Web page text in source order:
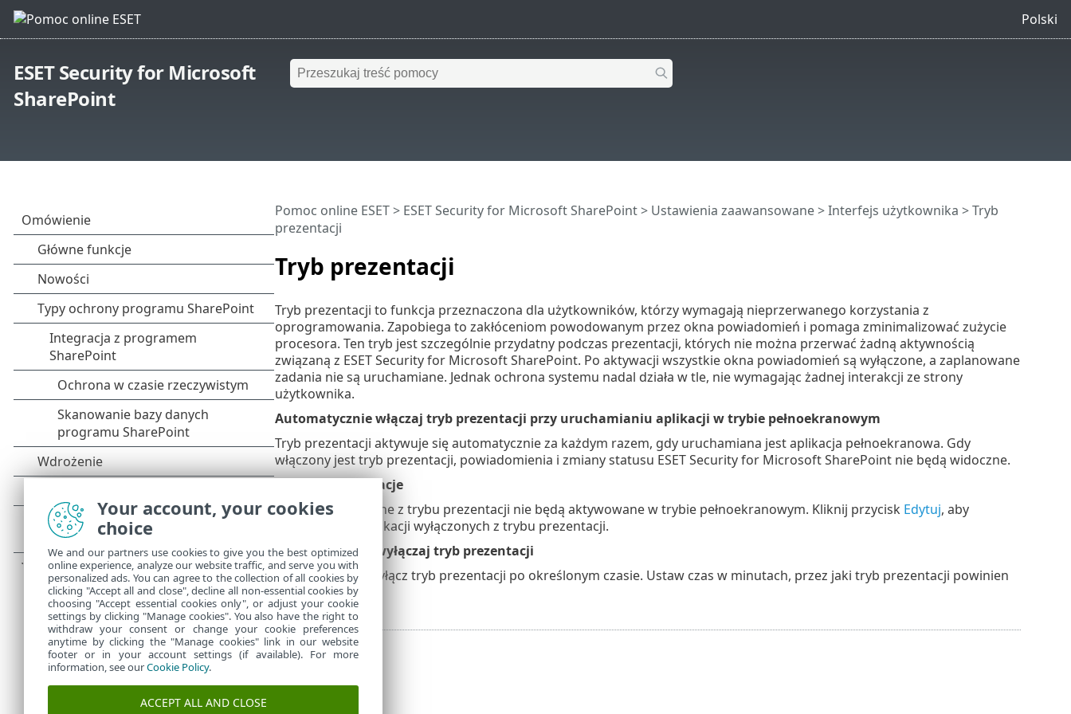
Polski
ESET Security for Microsoft
SharePoint
Tryb prezentacji
Pomoc online ESET> ESET Security for Microsoft SharePoint> Ustawienia zaawansowane>Interfejs użytkownika > Tryb
prezentacji
Tryb prezentacji to funkcja przeznaczona dla użytkowników, którzy wymagają nieprzerwanego korzystania z
oprogramowania. Zapobiega to zakłóceniom powodowanym przez okna powiadomień i pomaga zminimalizować zużycie
procesora. Ten tryb jest szczególnie przydatny podczas prezentacji, których nie można przerwać żadną aktywnością
związaną z ESET Security for Microsoft SharePoint. Po aktywacji wszystkie okna powiadomień są wyłączone, a zaplanowane
zadania nie są uruchamiane. Jednak ochrona systemu nadal działa w tle, nie wymagając żadnej interakcji ze strony
użytkownika.
Automatycznie włączaj tryb prezentacji przy uruchamianiu aplikacji w trybie pełnoekranowym
Tryb prezentacji aktywuje się automatycznie za każdym razem, gdy uruchamiana jest aplikacja pełnoekranowa. Gdy
włączony jest tryb prezentacji, powiadomienia i zmiany statusu ESET Security for Microsoft SharePoint nie będą widoczne.
Wyłączone aplikacje
Aplikacje wyłączone z trybu prezentacji nie będą aktywowane w trybie pełnoekranowym. Kliknij przycisk Edytuj, aby
otworzyć listę aplikacji wyłączonych z trybu prezentacji.
Automatycznie wyłączaj tryb prezentacji
Automatycznie wyłącz tryb prezentacji po określonym czasie. Ustaw czas w minutach, przez jaki tryb prezentacji powinien
być wyłączony.
Your account, your cookies
choice
We and our partners use cookies to give you the best optimized
online experience, analyze our website traffic, and serve you with
personalized ads. You can agree to the collection of all cookies by
clicking "Accept all and close", decline all non-essential cookies by
choosing "Accept essential cookies only", or adjust your cookie
settings by clicking "Manage cookies". You also have the right to
withdraw your consent or change your cookie preferences
anytime by clicking the "Manage cookies" link in our website
footer or in your account settings (if available). For more
information, see ourCookie Policy.
ACCEPT ALL AND CLOSE